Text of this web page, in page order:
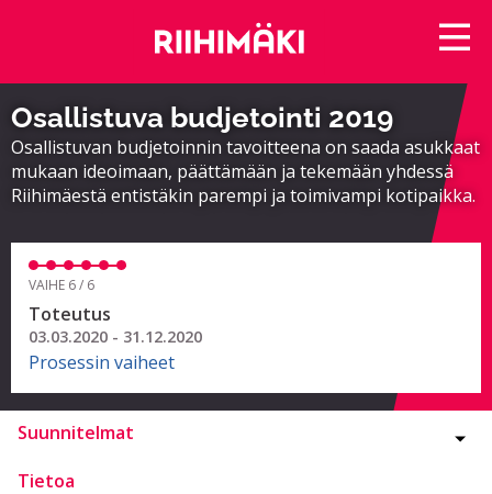
Osallistuva budjetointi 2019
Osallistuvan budjetoinnin tavoitteena on saada asukkaat
mukaan ideoimaan, päättämään ja tekemään yhdessä
Riihimäestä entistäkin parempi ja toimivampi kotipaikka.
VAIHE 6 / 6
Toteutus
03.03.2020 - 31.12.2020
Prosessin vaiheet
Suunnitelmat
Tietoa